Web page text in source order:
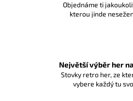
Objednáme ti
kterou jinde
Největší výběr her
Stovky retro her, ze
vybere každý tu